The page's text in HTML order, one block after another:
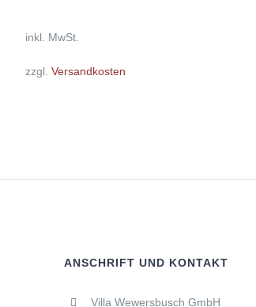
inkl. MwSt.
zzgl. Versandkosten
ANSCHRIFT UND KONTAKT
Villa Wewersbusch GmbH